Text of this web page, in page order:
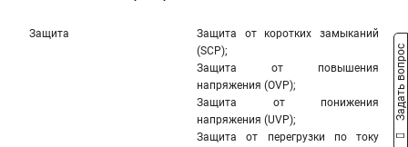
Защита
Защита от коротких замыканий
(SCP);
Защита от повышения
напряжения (OVP);
Защита от понижения
напряжения (UVP);
Защита от перегрузки по току
Задать вопрос